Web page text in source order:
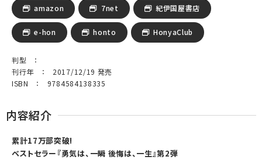
amazon 7net 紀伊国屋書店
e-hon honto HonyaClub
判型 ：
刊行年 ： 2017/12/19 発売
ISBN ： 9784584138335
内容紹介
累計17万部突破!
ベストセラー『勇気は、一瞬 後悔は、一生』第2弾